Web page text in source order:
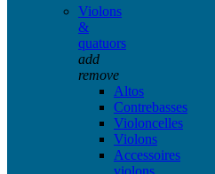
Violons
&
quatuors
add
remove
Altos
Contrebasses
Violoncelles
Violons
Accessoires
violons